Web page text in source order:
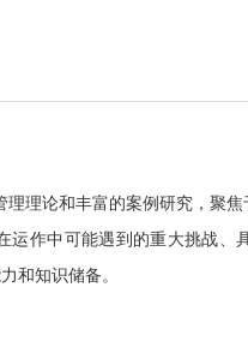
理论和丰富的案例研究，聚
作中可能遇到的重大挑战、
和知识储备。